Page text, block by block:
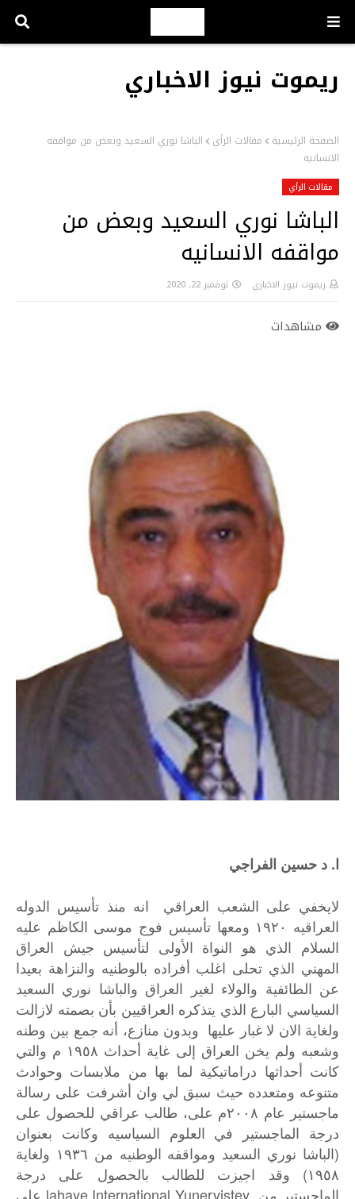
ريموت نيوز الاخباري
الصفحة الرئيسية مقالات الرأي
الباشا نوري السعيد وبعض من مواقفه
الانسانيه
مقالات الرأي
الباشا نوري السعيد وبعض من
مواقفه الانسانيه
ريموت نيوز الاخباري نوفمبر 22, 2020
مشاهدات
ا. د حسين الفراجي
لايخفي على الشعب العراقي انه منذ تأسيس الدوله
العراقيه ١٩٢٠ ومعها تأسيس فوج موسى الكاظم عليه
السلام الذي هو النواة الأولى لتأسيس جيش العراق
المهني الذي تحلى اغلب أفراده بالوطنيه والنزاهة بعيدا
عن الطائفية والولاء لغير العراق والباشا نوري السعيد
السياسي البارع الذي يتذكره العراقيين بأن بصمته لازالت
ولغاية الان لا غبار عليها وبدون منازع، أنه جمع بين وطنه
وشعبه ولم يخن العراق إلى غاية أحداث ١٩٥٨ م والتي
كانت أحداثها دراماتيكية لما بها من ملابسات وحوادث
متنوعه ومتعدده حيث سبق لي وان أشرفت على رسالة
ماجستير عام ٢٠٠٨م على، طالب عراقي للحصول على
درجة الماجستير في العلوم السياسيه وكانت بعنوان
(الباشا نوري السعيد ومواقفه الوطنيه من ١٩٣٦ ولغاية
١٩٥٨) وقد اجيزت للطالب بالحصول على درجة
الماجستير من lahaye International Yunervistey على